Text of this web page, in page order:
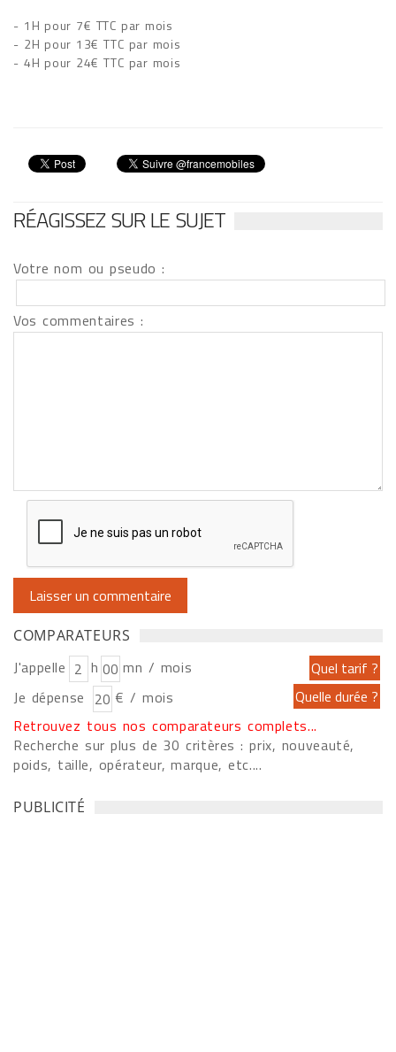
- 1H pour 7€ TTC par mois
- 2H pour 13€ TTC par mois
- 4H pour 24€ TTC par mois
RÉAGISSEZ SUR LE SUJET
Votre nom ou pseudo :
Vos commentaires :
COMPARATEURS
J'appelle h
mn / mois
Je dépense
€ / mois
Retrouvez tous nos comparateurs complets...
Recherche sur plus de 30 critères : prix, nouveauté,
poids, taille, opérateur, marque, etc....
PUBLICITÉ